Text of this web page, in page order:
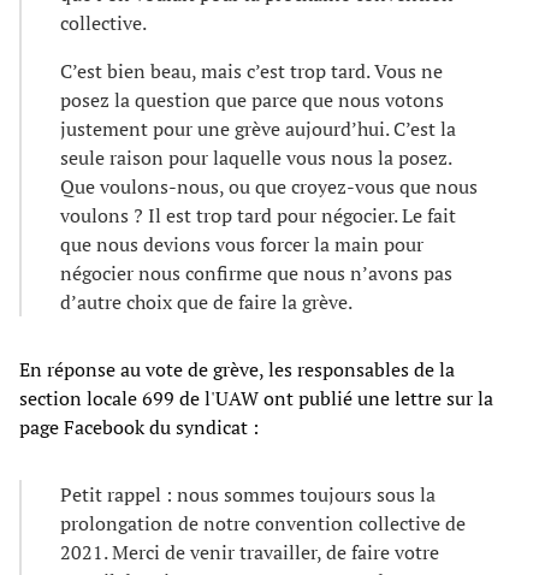
collective.
C’est bien beau, mais c’est trop tard. Vous ne
posez la question que parce que nous votons
justement pour une grève aujourd’hui. C’est la
seule raison pour laquelle vous nous la posez.
Que voulons-nous, ou que croyez-vous que nous
voulons ? Il est trop tard pour négocier. Le fait
que nous devions vous forcer la main pour
négocier nous confirme que nous n’avons pas
d’autre choix que de faire la grève.
En réponse au vote de grève, les responsables de la
section locale 699 de l'UAW ont publié une lettre sur la
page Facebook du syndicat :
Petit rappel : nous sommes toujours sous la
prolongation de notre convention collective de
2021. Merci de venir travailler, de faire votre